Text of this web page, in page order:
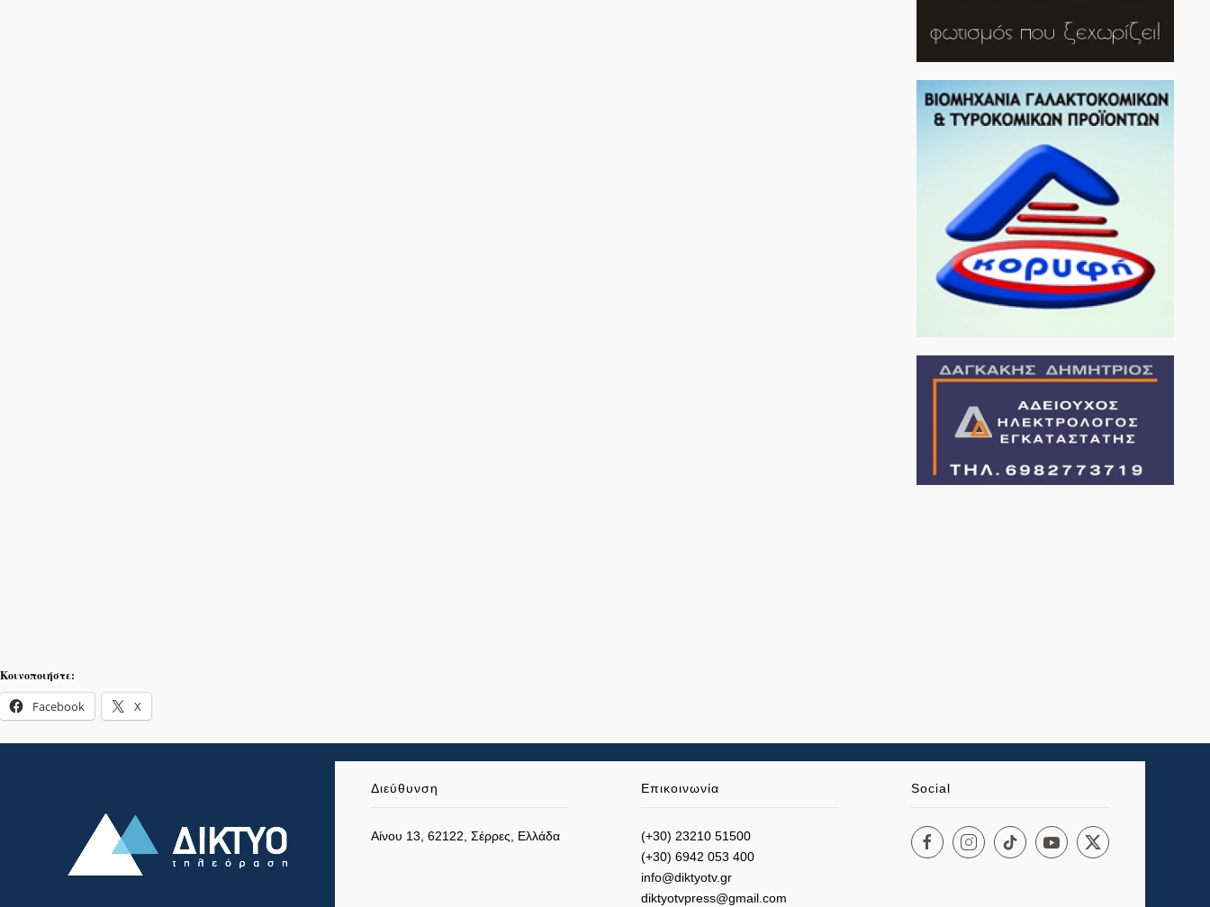
Κοινοποιήστε:
Facebook X
Διεύθυνση
Αίνου 13, 62122, Σέρρες, Ελλάδα
Επικοινωνία
(+30) 23210 51500
(+30) 6942 053 400
info@diktyotv.gr
diktyotvpress@gmail.com
Social